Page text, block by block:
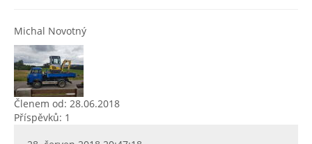
Michal Novotný
Členem od: 28.06.2018
Příspěvků: 1